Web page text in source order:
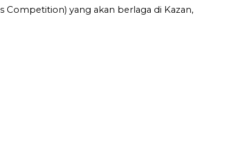
Competition) yang akan berlaga di Kazan,